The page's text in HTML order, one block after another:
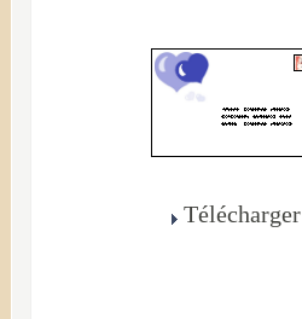
Télécharger